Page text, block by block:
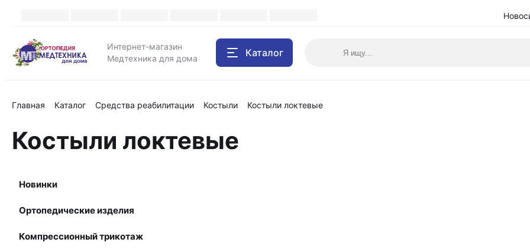
Интернет-магазин
Медтехника для дома
Каталог
Главная Каталог Средства реабилитации Костыли Костыли локтевые
Костыли локтевые
Новинки
Ортопедические изделия
Компрессионный трикотаж